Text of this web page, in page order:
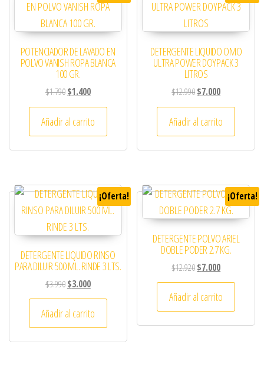
POTENCIADOR DE LAVADO EN
POLVO VANISH ROPA BLANCA
100 GR.
$1.790El precio original era: $1.790.
$1.400El precio actual es: $1.400.
Añadir al carrito
DETERGENTE LIQUIDO OMO
ULTRA POWER DOYPACK 3
LITROS
$12.990El precio original era:
$7.000El precio
Añadir al carrito
¡Oferta!
DETERGENTE LIQUIDO RINSO
PARA DILUIR 500 ML. RINDE 3 LTS.
$3.990El precio original era: $3.990.
$3.000El precio actual es: $3.000.
Añadir al carrito
¡Oferta!
DETERGENTE POLVO ARIEL
DOBLE PODER 2.7 KG.
$12.920El precio original era:
$7.000El precio
Añadir al carrito